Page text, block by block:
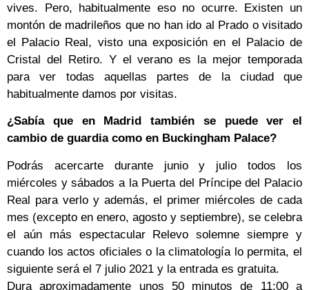
vives. Pero, habitualmente eso no ocurre. Existen un
montón de madrileños que no han ido al Prado o visitado
el Palacio Real, visto una exposición en el Palacio de
Cristal del Retiro. Y el verano es la mejor temporada
para ver todas aquellas partes de la ciudad que
habitualmente damos por visitas.
¿Sabía que en Madrid también se puede ver el
cambio de guardia como en Buckingham Palace?
Podrás acercarte durante junio y julio todos los
miércoles y sábados a la Puerta del Príncipe del Palacio
Real para verlo y además, el primer miércoles de cada
mes (excepto en enero, agosto y septiembre), se celebra
el aún más espectacular Relevo solemne siempre y
cuando los actos oficiales o la climatología lo permita, el
siguiente será el 7 julio 2021 y la entrada es gratuita.
Dura aproximadamente unos 50 minutos de 11:00 a